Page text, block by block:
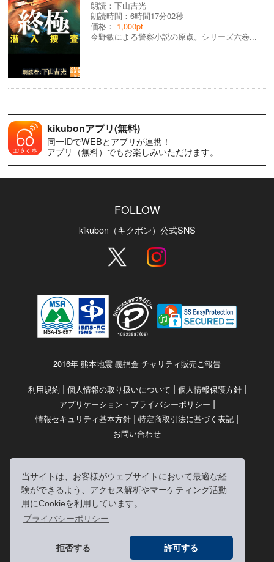
当サイトは、お客様がウェブサイトにおいて最適な経
験ができるよう、アクセス解析やマーケティング活動
用にCookieを利用しています。
プライバシーポリシー
拒否する 許可する
朗読：下山吉光
朗読時間：6時間17分02秒
価格： 1,000pt
今野敏による警察小説の原点。シリーズ六巻...
kikubonアプリ(無料)
同一IDでWEBとアプリが連携！
アプリ（無料）でもお楽しみいただけます。
FOLLOW
kikubon（キクボン）公式SNS
2016年 熊本地震 義捐金 チャリティ販売ご報告
利用規約 | 個人情報の取り扱いについて | 個人情報保護方針|
アプリケーション・プライバシーポリシー |
情報セキュリティ基本方針 | 特定商取引法に基づく表記 |
お問い合わせ
© RRJ Inc.
（kikubon/キクボン/きく本/きくほん/キクホン）は
株式会社RRJの登録商標です。